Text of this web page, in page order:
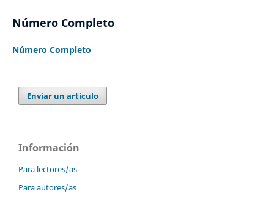
Número Completo
Número Completo
Enviar un artículo
Información
Para lectores/as
Para autores/as